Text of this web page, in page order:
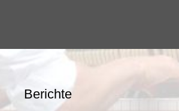
Berichte